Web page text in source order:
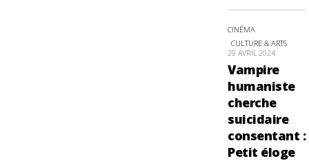
CINÉMA
CULTURE & ARTS
20 AVRIL 2024
Vampire
humaniste
cherche
suicidaire
consentant :
Petit éloge